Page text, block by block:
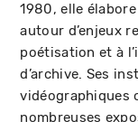
1980, elle
autour d’enjeux
poétisation et à
d’archive. Ses
vidéographiques
nombreuses